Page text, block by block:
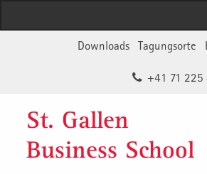
Tagungsorte
Downloads
+41 71 225
St. Gallen
Business School